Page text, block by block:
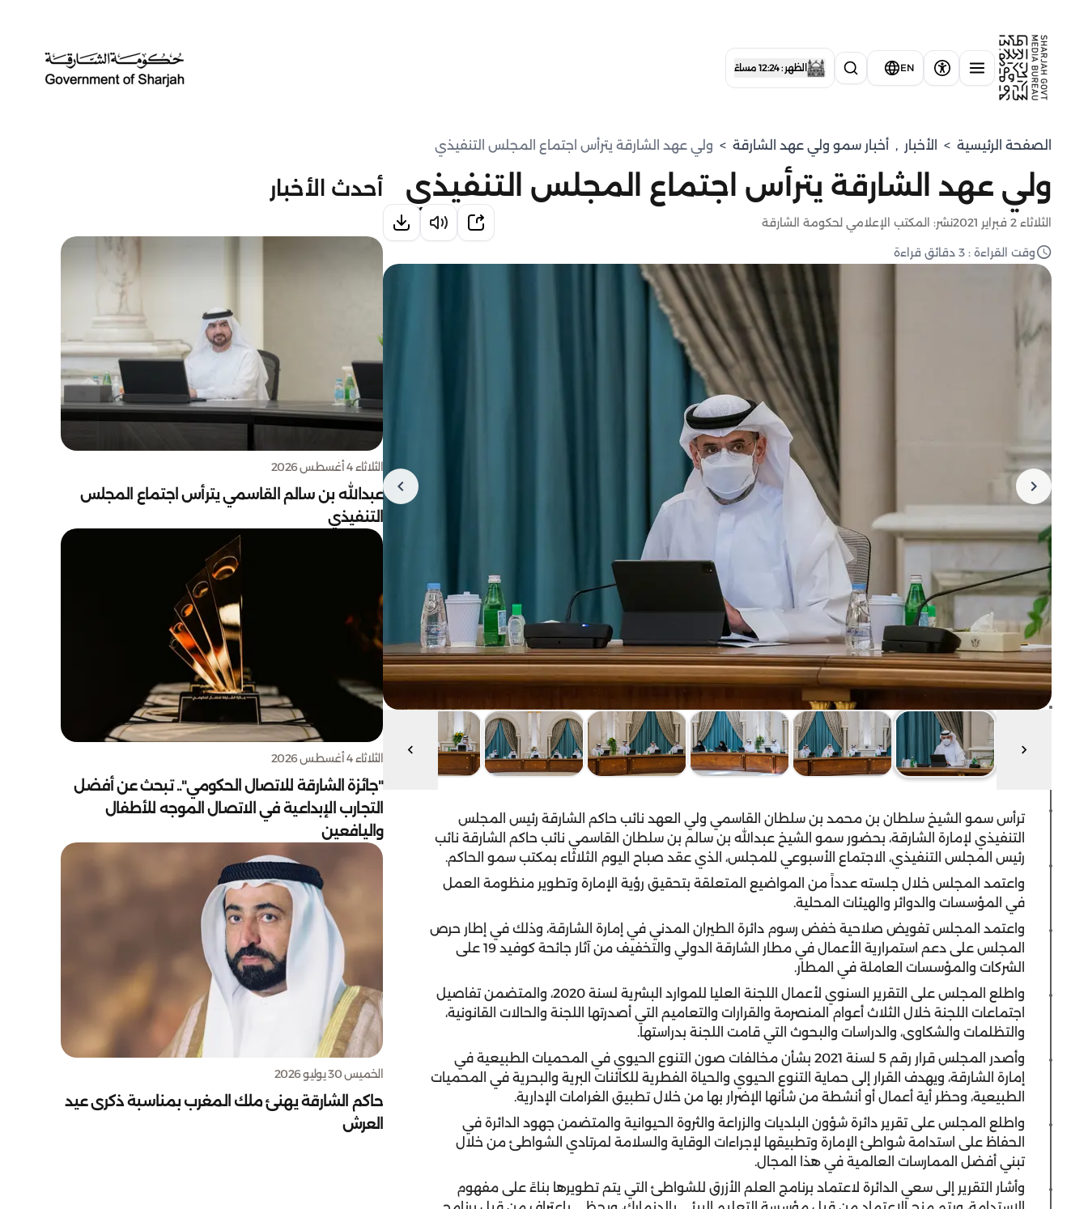
EN الظهر : 12:24 مساءً
الصفحة الرئيسية > الأخبار , ⁠أخبار سمو ولي عهد الشارقة > ولي عهد الشارقة يترأس اجتماع المجلس التنفيذي
ولي عهد الشارقة يترأس اجتماع المجلس التنفيذي
الثلاثاء 2 فبراير 2021 نشر: المكتب الإعلامي لحكومة الشارقة
وقت القراءة : 3 دقائق قراءة
ترأس سمو الشيخ سلطان بن محمد بن سلطان القاسمي ولي العهد نائب حاكم الشارقة رئيس المجلس
التنفيذي لإمارة الشارقة، بحضور سمو الشيخ عبدالله بن سالم بن سلطان القاسمي نائب حاكم الشارقة نائب
رئيس المجلس التنفيذي، الاجتماع الأسبوعي للمجلس، الذي عقد صباح اليوم الثلاثاء بمكتب سمو الحاكم.
واعتمد المجلس خلال جلسته عدداً من المواضيع المتعلقة بتحقيق رؤية الإمارة وتطوير منظومة العمل
في المؤسسات والدوائر والهيئات المحلية.
واعتمد المجلس تفويض صلاحية خفض رسوم دائرة الطيران المدني في إمارة الشارقة، وذلك في إطار حرص
المجلس على دعم استمرارية الأعمال في مطار الشارقة الدولي والتخفيف من آثار جائحة كوفيد 19 على
الشركات والمؤسسات العاملة في المطار.
واطلع المجلس على التقرير السنوي لأعمال اللجنة العليا للموارد البشرية لسنة 2020، والمتضمن تفاصيل
اجتماعات اللجنة خلال الثلاث أعوام المنصرمة والقرارات والتعاميم التي أصدرتها اللجنة والحالات القانونية،
والتظلمات والشكاوى، والدراسات والبحوث التي قامت اللجنة بدراستها.
وأصدر المجلس قرار رقم 5 لسنة 2021 بشأن مخالفات صون التنوع الحيوي في المحميات الطبيعية في
إمارة الشارقة، ويهدف القرار إلى حماية التنوع الحيوي والحياة الفطرية للكائنات البرية والبحرية في المحميات
الطبيعية، وحظر أية أعمال أو أنشطة من شأنها الإضرار بها من خلال تطبيق الغرامات الإدارية.
واطلع المجلس على تقرير دائرة شؤون البلديات والزراعة والثروة الحيوانية والمتضمن جهود الدائرة في
الحفاظ على استدامة شواطئ الإمارة وتطبيقها لإجراءات الوقاية والسلامة لمرتادي الشواطئ من خلال
تبني أفضل الممارسات العالمية في هذا المجال.
وأشار التقرير إلى سعي الدائرة لاعتماد برنامج العلم الأزرق للشواطئ التي يتم تطويرها بناءً على مفهوم
أحدث الأخبار
الثلاثاء 4 أغسطس 2026
عبدالله بن سالم القاسمي يترأس اجتماع المجلس
التنفيذي
الثلاثاء 4 أغسطس 2026
"جائزة الشارقة للاتصال الحكومي".. تبحث عن أفضل
التجارب الإبداعية في الاتصال الموجه للأطفال
واليافعين
الخميس 30 يوليو 2026
حاكم الشارقة يهنئ ملك المغرب بمناسبة ذكرى عيد
العرش